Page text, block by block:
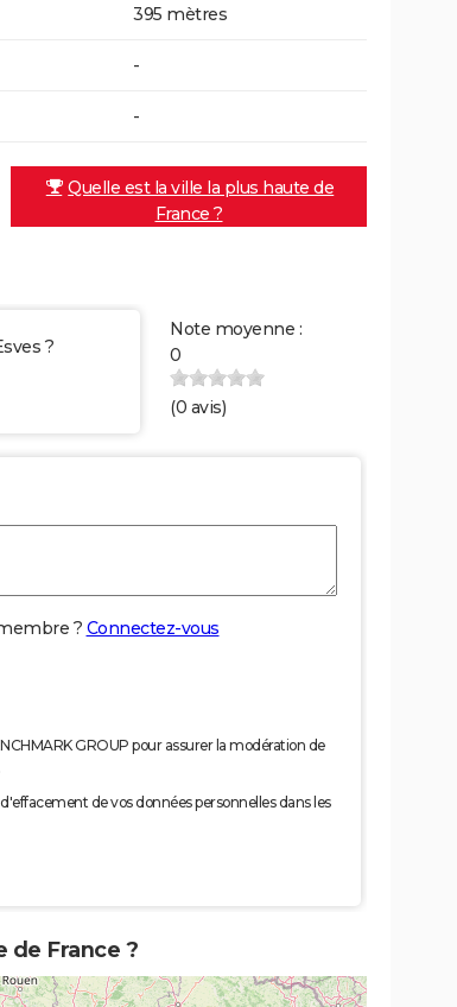
395 mètres
-
-
Quelle est la ville la plus haute de
France ?
?
Note moyenne :
0
(0 avis)
? Connectez-vous
GROUP pour assurer la modération de
de vos données personnelles dans les
de France ?